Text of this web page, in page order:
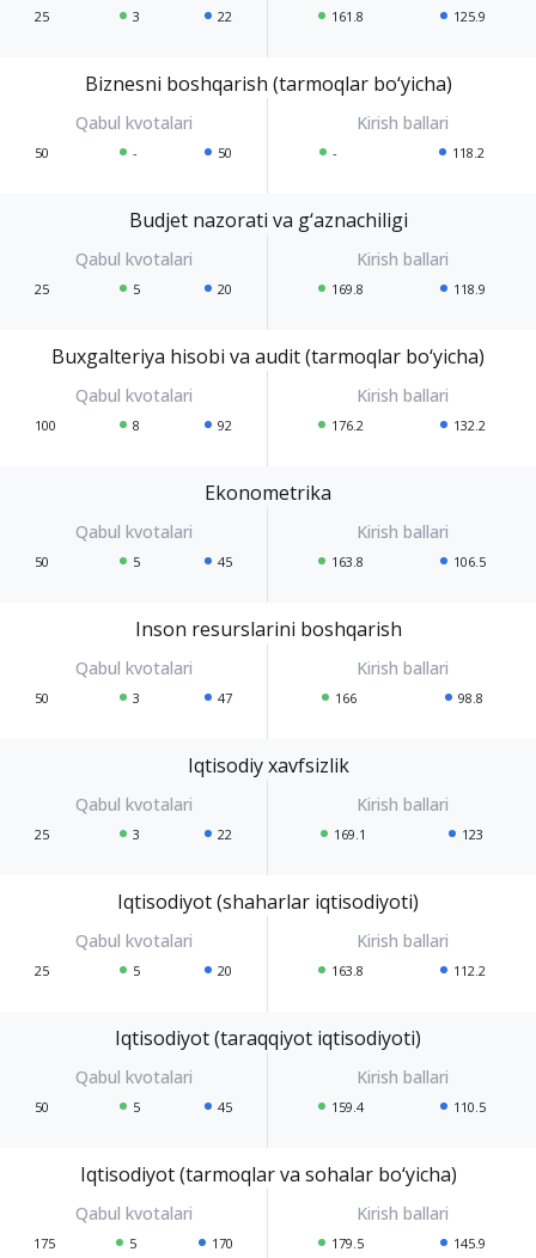
25 3 22 161.8 125.9
Biznesni boshqarish (tarmoqlar bo‘yicha)
50 - 50 - 118.2
Budjet nazorati va g‘aznachiligi
25 5 20 169.8 118.9
Buxgalteriya hisobi va audit (tarmoqlar bo‘yicha)
100 8 92 176.2 132.2
Ekonometrika
50 5 45 163.8 106.5
Inson resurslarini boshqarish
50 3 47 166 98.8
Iqtisodiy xavfsizlik
25 3 22 169.1 123
Iqtisodiyot (shaharlar iqtisodiyoti)
25 5 20 163.8 112.2
Iqtisodiyot (taraqqiyot iqtisodiyoti)
50 5 45 159.4 110.5
Iqtisodiyot (tarmoqlar va sohalar bo‘yicha)
175 5 170 179.5 145.9